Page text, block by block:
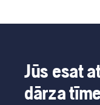
Jūs esat
dārza